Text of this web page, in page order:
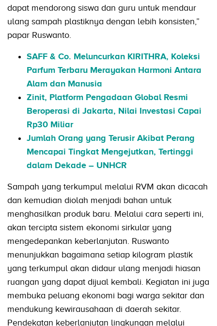
dapat mendorong siswa dan guru untuk mendaur
ulang sampah plastiknya dengan lebih konsisten,”
papar Ruswanto.
SAFF & Co. Meluncurkan KIRITHRA, Koleksi
Parfum Terbaru Merayakan Harmoni Antara
Alam dan Manusia
Zinit, Platform Pengadaan Global Resmi
Beroperasi di Jakarta, Nilai Investasi Capai
Rp30 Miliar
Jumlah Orang yang Terusir Akibat Perang
Mencapai Tingkat Mengejutkan, Tertinggi
dalam Dekade – UNHCR
Sampah yang terkumpul melalui RVM akan dicacah
dan kemudian diolah menjadi bahan untuk
menghasilkan produk baru. Melalui cara seperti ini,
akan tercipta sistem ekonomi sirkular yang
mengedepankan keberlanjutan. Ruswanto
menunjukkan bagaimana setiap kilogram plastik
yang terkumpul akan didaur ulang menjadi hiasan
ruangan yang dapat dijual kembali. Kegiatan ini juga
membuka peluang ekonomi bagi warga sekitar dan
mendukung kewirausahaan di daerah sekitar.
Pendekatan keberlanjutan lingkungan melalui